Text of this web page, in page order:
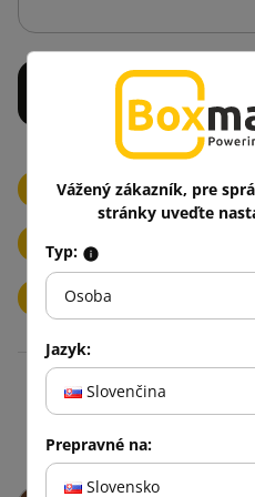
Potlačené papierové lepiace
Potlačené fóliové lepiace
3 Farby
Vážený zákazník, pre
stránky uveďte
Typ:
Osoba
Jazyk:
Slovenčina
Prepravné na:
Slovensko